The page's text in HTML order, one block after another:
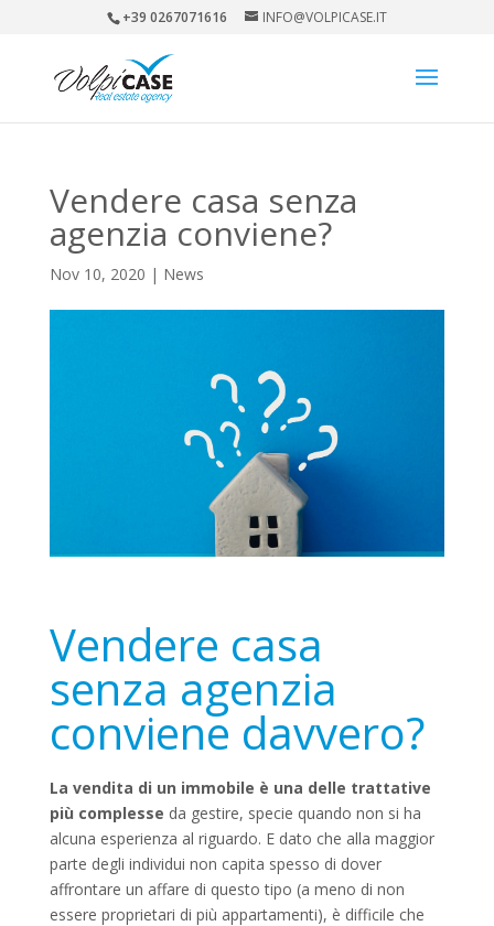
+39 0267071616 INFO@VOLPICASE.IT
Vendere casa senza
agenzia conviene?
Nov 10, 2020 | News
Vendere casa
senza agenzia
conviene davvero?
La vendita di un immobile è una delle trattative
più complesse da gestire, specie quando non si ha
alcuna esperienza al riguardo. E dato che alla maggior
parte degli individui non capita spesso di dover
affrontare un affare di questo tipo (a meno di non
essere proprietari di più appartamenti), è difficile che